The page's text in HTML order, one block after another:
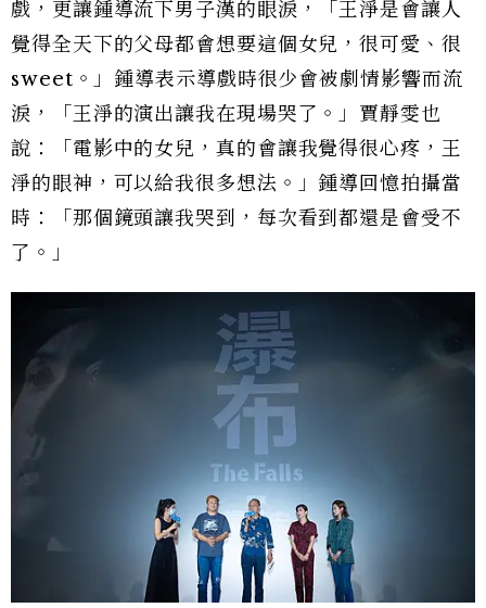
戲，更讓鍾導流下男子漢的眼淚，「王淨是會讓人
覺得全天下的父母都會想要這個女兒，很可愛、很
sweet。」鍾導表示導戲時很少會被劇情影響而流
淚，「王淨的演出讓我在現場哭了。」賈靜雯也
說：「電影中的女兒，真的會讓我覺得很心疼，王
淨的眼神，可以給我很多想法。」鍾導回憶拍攝當
時：「那個鏡頭讓我哭到，每次看到都還是會受不
了。」